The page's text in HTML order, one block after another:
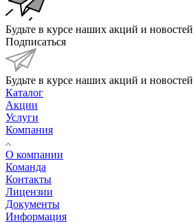
Будьте в курсе наших акций и новостей
Подписаться
Будьте в курсе наших акций и новостей
Каталог
Акции
Услуги
Компания
О компании
Команда
Контакты
Лицензии
Документы
Информация